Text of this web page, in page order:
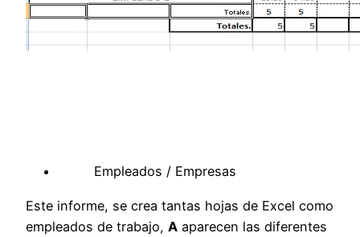
Empleados / Empresas
Este informe, se crea tantas hojas de Excel como
empleados de trabajo, A aparecen las diferentes